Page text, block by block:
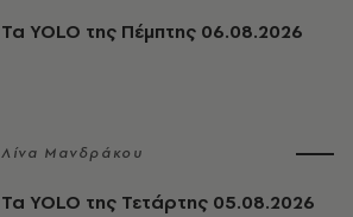
Τα YOLO της Πέμπτης 06.08.2026
Λίνα Μανδράκου
Τα YOLO της Τετάρτης 05.08.2026